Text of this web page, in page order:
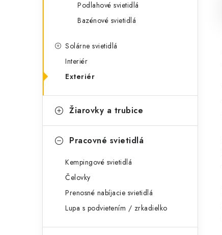
Podlahové svietidlá
Bazénové svietidlá
Solárne svietidlá
Interiér
Exteriér
Žiarovky a trubice
Pracovné svietidlá
Kempingové svietidlá
Čelovky
Prenosné nabíjacie svietidlá
Lupa s podvietením / zrkadielko